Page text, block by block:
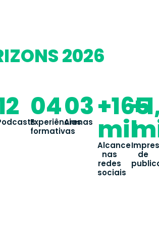
2026
04
Experiências
formativas
03
Arenas +165
mil
Alcance
nas
redes
sociais
de